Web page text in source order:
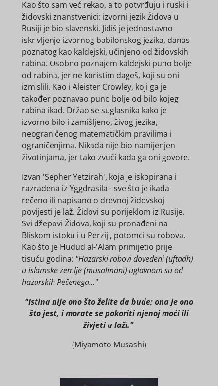
Kao što sam već rekao, a to potvrđuju i ruski i
židovski znanstvenici: izvorni jezik Židova u
Rusiji je bio slavenski. Jidiš je jednostavno
iskrivljenje izvornog babilonskog jezika, danas
poznatog kao kaldejski, učinjeno od židovskih
rabina. Osobno poznajem kaldejski puno bolje
od rabina, jer ne koristim dageš, koji su oni
izmislili. Kao i Aleister Crowley, koji ga je
također poznavao puno bolje od bilo kojeg
rabina ikad. Držao se suglasnika kako je
izvorno bilo i zamišljeno, živog jezika,
neograničenog matematičkim pravilima i
ograničenjima. Nikada nije bio namijenjen
životinjama, jer tako zvuči kada ga oni govore.
Izvan 'Sepher Yetzirah', koja je iskopirana i
razrađena iz Yggdrasila - sve što je ikada
rečeno ili napisano o drevnoj židovskoj
povijesti je laž. Židovi su porijeklom iz Rusije.
Svi džepovi Židova, koji su pronađeni na
Bliskom istoku i u Perziji, potomci su robova.
Kao što je Hudud al-'Alam primijetio prije
tisuću godina: "Hazarski robovi dovedeni (uftadh)
u islamske zemlje (musalmānī) uglavnom su od
hazarskih Pečenega..."
"Istina nije ono što želite da bude; ona je ono
što jest, i morate se pokoriti njenoj moći ili
živjeti u laži."
(Miyamoto Musashi)